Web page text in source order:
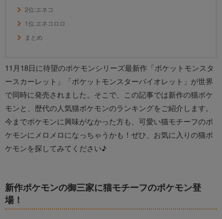
2位:エネコ
1位.エネコロロ
まとめ
11月18日に待望のポケモンシリーズ最新作「ポケットモンスタ
ースカーレット」「ポケットモンスターバイオレット」が世界
で同時に発売されました。そこで、この記事では新作の猫ポケ
モンと、歴代の人気猫ポケモンのランキングをご紹介します。
今までポケモンに興味がなかった方も、可愛い猫モチーフのポ
ケモンにメロメロになっちゃうかも！ぜひ、お気に入りの猫ポ
ケモンを探してみてください♪
新作ポケモンの御三家に猫モチーフのポケモン登
場！